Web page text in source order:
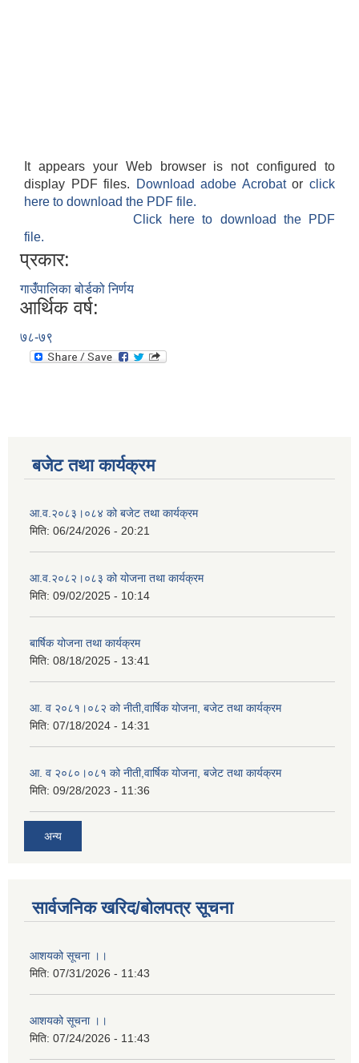
It appears your Web browser is not configured to
display PDF files.
Download adobe Acrobatorclick
here to download the PDF file.
Click here to download the PDF
file.
प्रकार:
गाउँंपालिका बोर्डको निर्णय
आर्थिक वर्ष:
७८-७९
बजेट तथा कार्यक्रम
आ.व.२०८३।०८४ को बजेट तथा कार्यक्रम
मिति: 06/24/2026 - 20:21
आ.व.२०८२।०८३ को योजना तथा कार्यक्रम
मिति: 09/02/2025 - 10:14
बार्षिक योजना तथा कार्यक्रम
मिति: 08/18/2025 - 13:41
आ. व २०८१।०८२ को नीती,वार्षिक योजना, बजेट तथा कार्यक्रम
मिति: 07/18/2024 - 14:31
आ. व २०८०।०८१ को नीती,वार्षिक योजना, बजेट तथा कार्यक्रम
मिति: 09/28/2023 - 11:36
अन्य
सार्वजनिक खरिद/बोलपत्र सूचना
आशयको सूचना ।।
मिति: 07/31/2026 - 11:43
आशयको सूचना ।।
मिति: 07/24/2026 - 11:43